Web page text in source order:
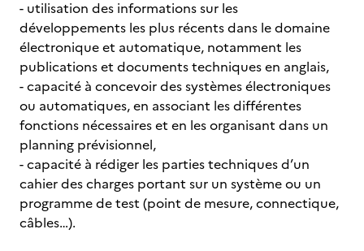
- utilisation des informations sur les
développements les plus récents dans le domaine
électronique et automatique, notamment les
publications et documents techniques en anglais,
- capacité à concevoir des systèmes électroniques
ou automatiques, en associant les différentes
fonctions nécessaires et en les organisant dans un
planning prévisionnel,
- capacité à rédiger les parties techniques d’un
cahier des charges portant sur un système ou un
programme de test (point de mesure, connectique,
câbles…).